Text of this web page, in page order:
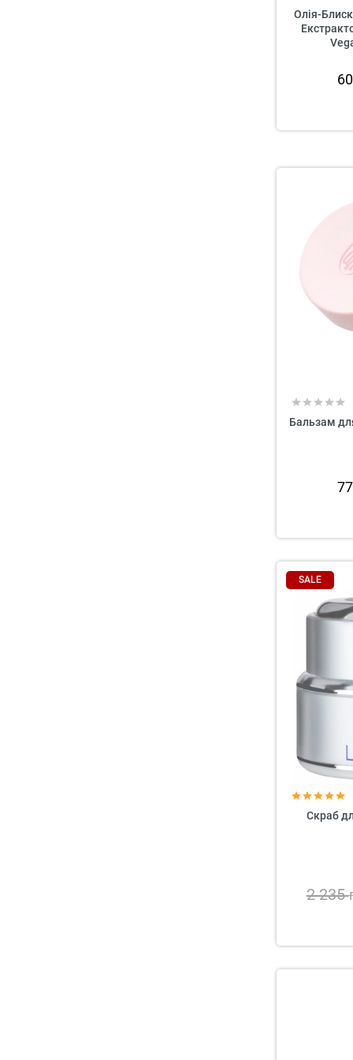
Олія-
Бальзам
SALE
Скраб
2 235